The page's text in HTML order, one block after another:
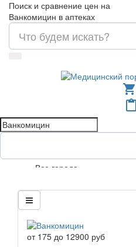
Поиск и сравнение цен на
Ванкомицин в аптеках
shopping_cart
content_paste
Все города
от 175 до 12900 руб